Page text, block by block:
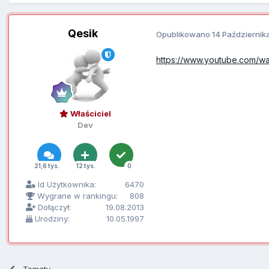
Qesik
Właściciel
Dev
21,6 tys. 12 tys. 0
Id Użytkownika:
6470
Wygrane w rankingu:
808
Dołączył:
19.08.2013
Urodziny:
10.05.1997
Opublikowano 14
https://www.youtube.com/